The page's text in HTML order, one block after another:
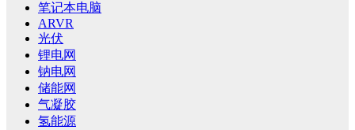
笔记本电脑
ARVR
光伏
锂电网
钠电网
储能网
气凝胶
氢能源